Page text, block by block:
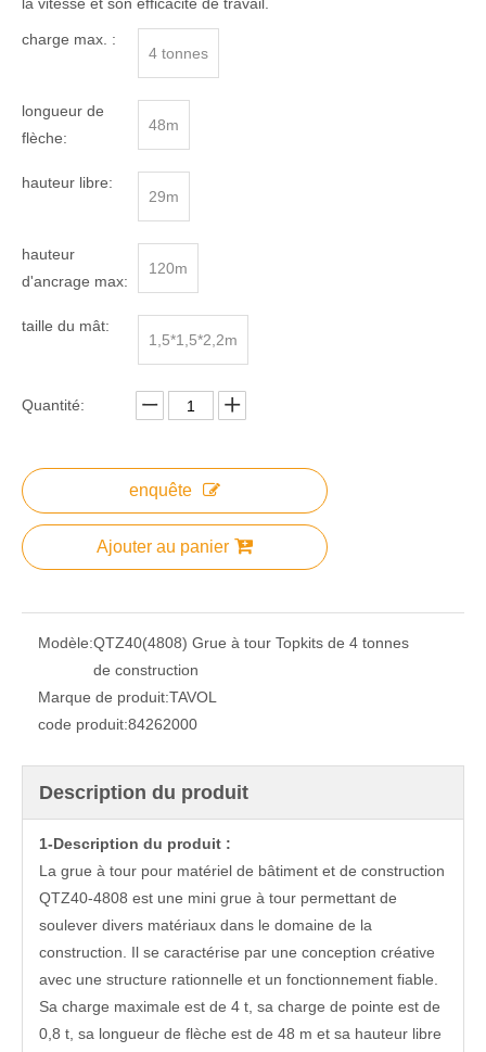
charge max. :
4 tonnes
longueur de
flèche:
48m
hauteur libre:
29m
hauteur
d'ancrage max:
120m
taille du mât:
1,5*1,5*2,2m
Quantité:
enquête
Ajouter au panier
Modèle:QTZ40(4808) Grue à tour Topkits de 4 tonnes
de construction
Marque de produit:TAVOL
code produit:84262000
Description du produit
1-Description du produit :
La grue à tour pour matériel de bâtiment et de construction
QTZ40-4808 est une mini grue à tour permettant de
soulever divers matériaux dans le domaine de la
construction. Il se caractérise par une conception créative
avec une structure rationnelle et un fonctionnement fiable.
Sa charge maximale est de 4 t, sa charge de pointe est de
0,8 t, sa longueur de flèche est de 48 m et sa hauteur libre